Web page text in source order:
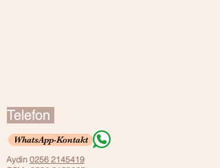
Telefon
WhatsApp-Kontakt
Aydin 0256 2145419